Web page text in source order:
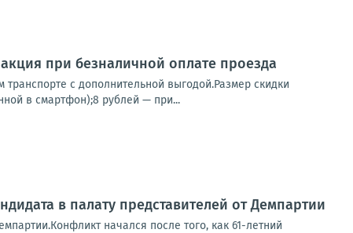
при безналичной оплате проезда
с дополнительной выгодой.Размер скидки
в смартфон);8 рублей — при...
в палату представителей от Демпартии
начался после того, как 61-летний